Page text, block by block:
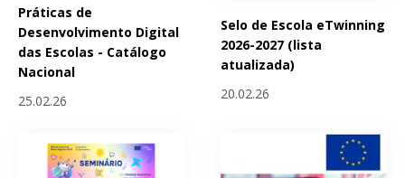
Práticas de
Desenvolvimento Digital
das Escolas - Catálogo
Nacional
25.02.26
Selo de Escola eTwinning
2026-2027 (lista
atualizada)
20.02.26